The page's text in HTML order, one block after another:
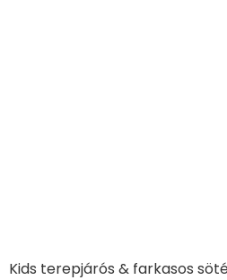
Kids terepjárós & farkasos